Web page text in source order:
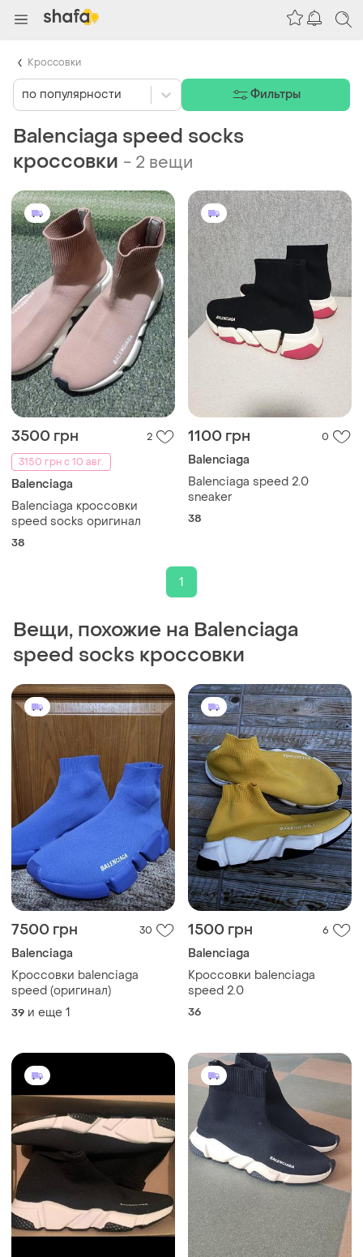
Balenciaga speed socks
кроссовки - 2 вещи
3500 грн
2
3150 грн с 10 авг.
Balenciaga
Balenciaga кроссовки
speed socks оригинал
38
1100 грн 0
Balenciaga
Balenciaga speed 2.0
sneaker
38
1
Вещи, похожие на Balenciaga
speed socks кроссовки
7500 грн 30
Balenciaga
Кроссовки balenciaga
speed (оригинал)
39 и еще 1
1500 грн 6
Balenciaga
Кроссовки balenciaga
speed 2.0
36
по популярности Фильтры
Кроссовки